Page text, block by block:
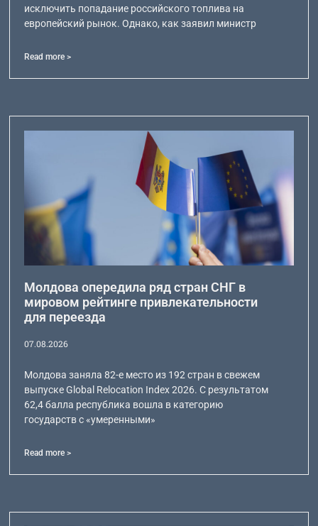
исключить попадание российского топлива на
европейский рынок. Однако, как заявил министр
Read more >
Молдова опередила ряд стран СНГ в
мировом рейтинге привлекательности
для переезда
07.08.2026
Молдова заняла 82-е место из 192 стран в свежем
выпуске Global Relocation Index 2026. С результатом
62,4 балла республика вошла в категорию
государств с «умеренными»
Read more >